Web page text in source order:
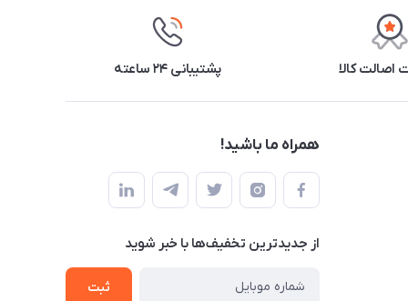
اصالت کالا پشتیبانی ۲۴ ساعته
همراه ما باشید!
از جدید‌ترین تخفیف‌ها با‌ خبر شوید
ثبت